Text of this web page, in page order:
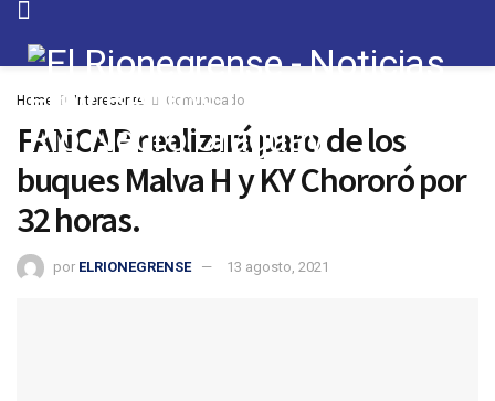
Home Interesante Comunicado
FANCAP realizará paro de los
buques Malva H y KY Chororó por
32 horas.
por ELRIONEGRENSE 13 agosto, 2021